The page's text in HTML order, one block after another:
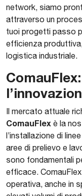
network, siamo
attraverso un
tuoi progetti passo
efficienza
logistica industriale.
ComauFlex:
Il mercato attuale
ComauFlex è la
l’installazione di
aree di prelievo e
sono fondamentali
efficace.
operativa, anche in